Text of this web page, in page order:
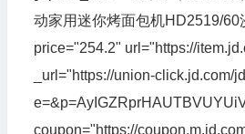
动家用迷你烤面包机HD2519/60
price="254.2" url="https://
_url="https://union-click.jd.com/
coupon="https://